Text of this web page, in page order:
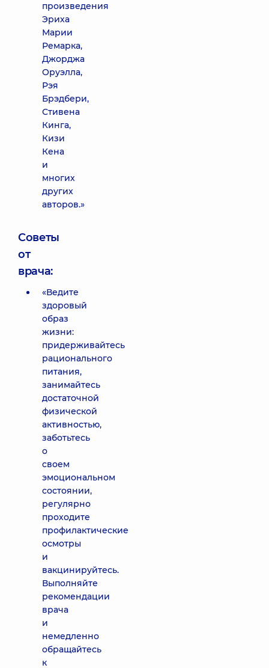
произведения
Эриха
Марии
Ремарка,
Джорджа
Оруэлла,
Рэя
Брэдбери,
Стивена
Кинга,
Кизи
Кена
и
многих
других
авторов.»
Советы
от
врача:
«Ведите
здоровый
образ
жизни:
придерживайтесь
рационального
питания,
занимайтесь
достаточной
физической
активностью,
заботьтесь
о
своем
эмоциональном
состоянии,
регулярно
проходите
профилактические
осмотры
и
вакцинируйтесь.
Выполняйте
рекомендации
врача
и
немедленно
обращайтесь
к